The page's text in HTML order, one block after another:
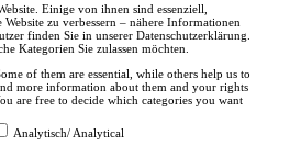
Einige von ihnen sind essenziell,
zu verbessern – nähere Informationen
finden Sie in unserer Datenschutzerklärung.
Kategorien Sie zulassen möchten.
of them are essential, while others help us to
more information about them and your rights
are free to decide which categories you want
Analytisch/ Analytical